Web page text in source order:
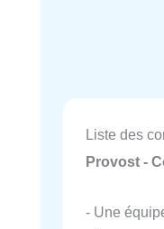
Liste des
Provost -
- Une